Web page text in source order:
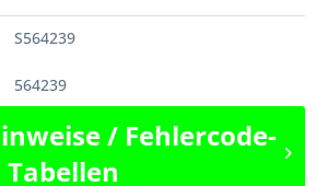
S564239
564239
/ Fehlercode-
Tabellen